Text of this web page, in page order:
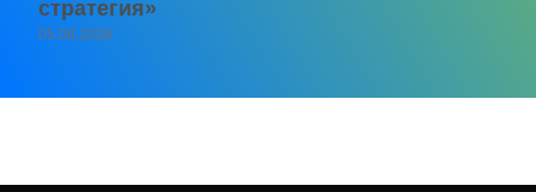
стратегия»
05.08.2026